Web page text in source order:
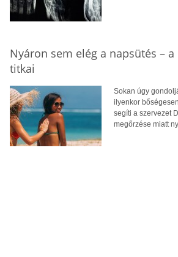
Nyáron sem elég a napsütés –
titkai
Sokan úgy
ilyenkor
segíti a szervezet
megőrzése miatt